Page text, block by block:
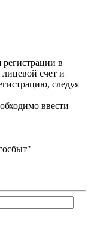
в
счет и
следуя
окнах.
ввести
пароль.